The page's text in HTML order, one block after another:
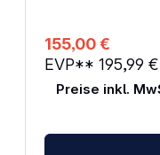
155,00 €
EVP** 195,99 €
Preise inkl.